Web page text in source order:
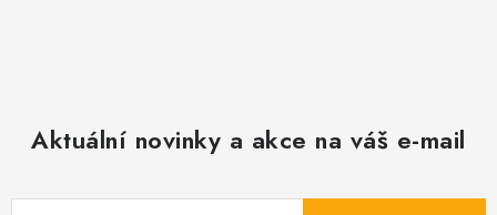
Aktuální novinky a akce na váš e-mail